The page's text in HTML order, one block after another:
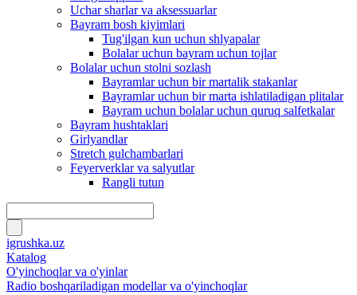
Uchar sharlar va aksessuarlar
Bayram bosh kiyimlari
Tug'ilgan kun uchun shlyapalar
Bolalar uchun bayram uchun tojlar
Bolalar uchun stolni sozlash
Bayramlar uchun bir martalik stakanlar
Bayramlar uchun bir marta ishlatiladigan plitalar
Bayram uchun bolalar uchun quruq salfetkalar
Bayram hushtaklari
Girlyandlar
Stretch gulchambarlari
Feyerverklar va salyutlar
Rangli tutun
igrushka.uz
Katalog
O'yinchoqlar va o'yinlar
Radio boshqariladigan modellar va o'yinchoqlar